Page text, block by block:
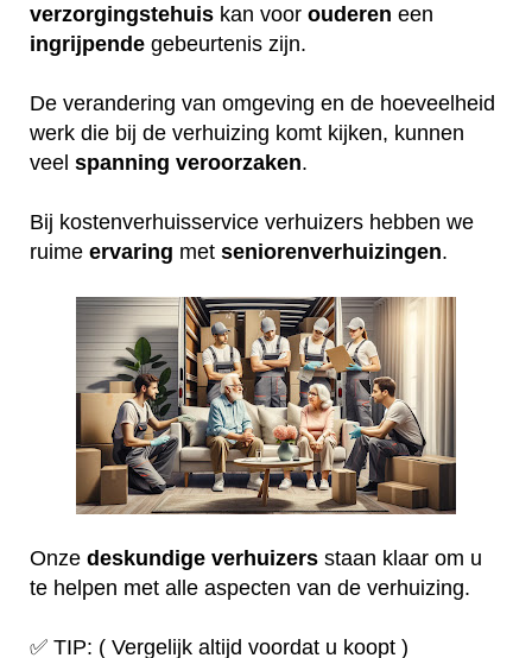
verzorgingstehuis kan voor ouderen een
ingrijpende gebeurtenis zijn.
De verandering van omgeving en de hoeveelheid
werk die bij de verhuizing komt kijken, kunnen
veel spanning veroorzaken.
Bij kostenverhuisservice verhuizers hebben we
ruime ervaring met seniorenverhuizingen.
Onze deskundige verhuizers staan klaar om u
te helpen met alle aspecten van de verhuizing.
✅ TIP: ( Vergelijk altijd voordat u koopt )